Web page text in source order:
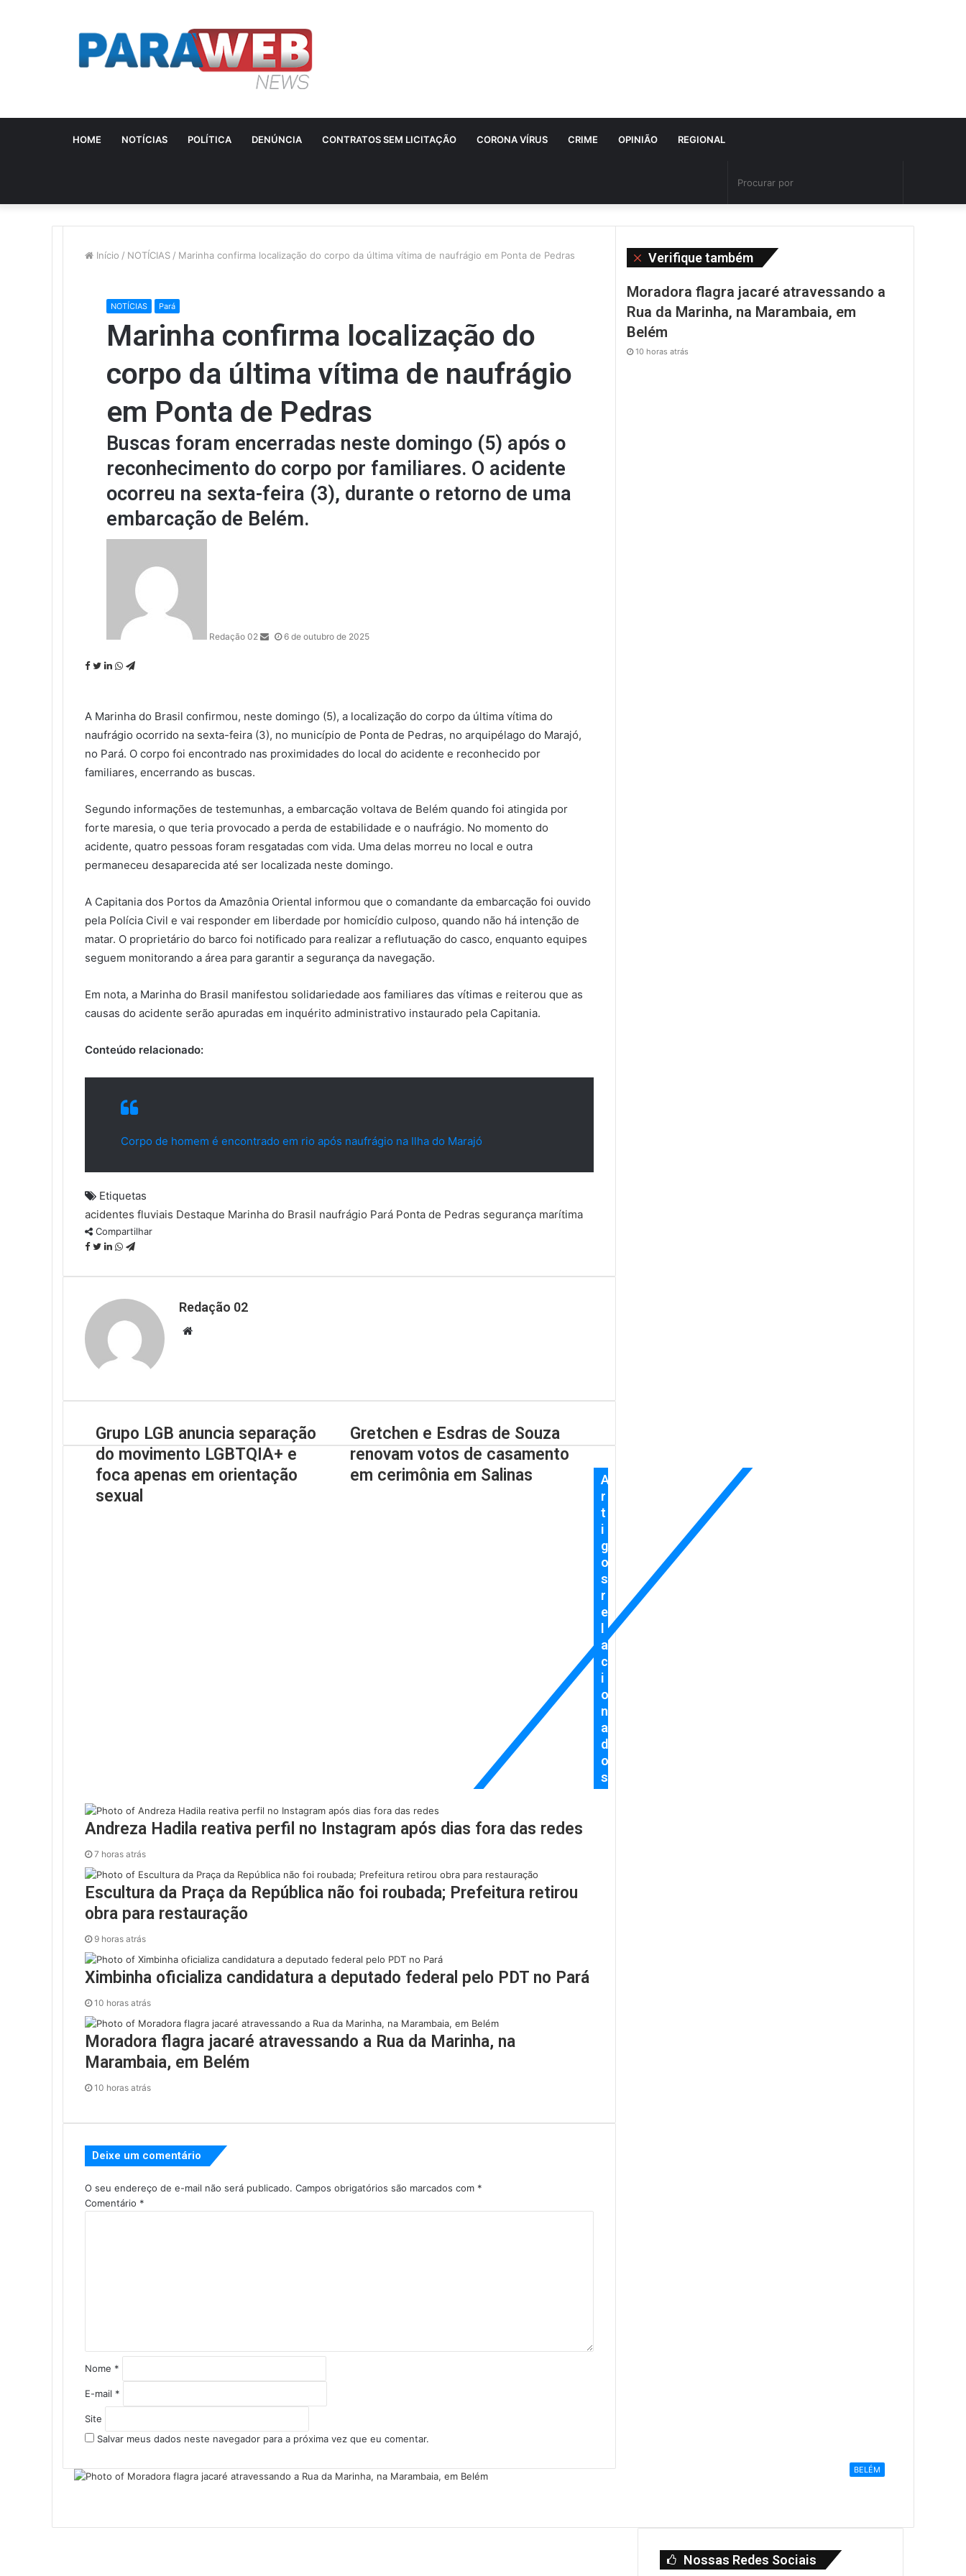
HOME NOTÍCIAS POLÍTICA DENÚNCIA CONTRATOS SEM LICITAÇÃO CORONA VÍRUS CRIME OPINIÃO REGIONAL
Início / NOTÍCIAS / Marinha confirma localização do corpo da última vítima de naufrágio em Ponta de Pedras
NOTÍCIAS Pará
Marinha confirma localização do
corpo da última vítima de naufrágio
em Ponta de Pedras
Buscas foram encerradas neste domingo (5) após o
reconhecimento do corpo por familiares. O acidente
ocorreu na sexta-feira (3), durante o retorno de uma
embarcação de Belém.
Redação 02 6 de outubro de 2025
Facebook
Twitter
Linkedin
WhatsApp
Telegram
A Marinha do Brasil confirmou, neste domingo (5), a localização do corpo da última vítima do
naufrágio ocorrido na sexta-feira (3), no município de Ponta de Pedras, no arquipélago do Marajó,
no Pará. O corpo foi encontrado nas proximidades do local do acidente e reconhecido por
familiares, encerrando as buscas.
Segundo informações de testemunhas, a embarcação voltava de Belém quando foi atingida por
forte maresia, o que teria provocado a perda de estabilidade e o naufrágio. No momento do
acidente, quatro pessoas foram resgatadas com vida. Uma delas morreu no local e outra
permaneceu desaparecida até ser localizada neste domingo.
A Capitania dos Portos da Amazônia Oriental informou que o comandante da embarcação foi ouvido
pela Polícia Civil e vai responder em liberdade por homicídio culposo, quando não há intenção de
matar. O proprietário do barco foi notificado para realizar a reflutuação do casco, enquanto equipes
seguem monitorando a área para garantir a segurança da navegação.
Em nota, a Marinha do Brasil manifestou solidariedade aos familiares das vítimas e reiterou que as
causas do acidente serão apuradas em inquérito administrativo instaurado pela Capitania.
Conteúdo relacionado:
Corpo de homem é encontrado em rio após naufrágio na Ilha do Marajó
Etiquetas
acidentes fluviais Destaque Marinha do Brasil naufrágio Pará Ponta de Pedras segurança marítima
Compartilhar
Facebook
Twitter
Linkedin
WhatsApp
Telegram
Redação 02
Website
Grupo LGB anuncia separação
do movimento LGBTQIA+ e
foca apenas em orientação
sexual
Gretchen e Esdras de Souza
renovam votos de casamento
em cerimônia em Salinas
A
r
t
i
g
o
s
r
e
a
c
i
o
n
a
d
o
s
Andreza Hadila reativa perfil no Instagram após dias fora das redes
7 horas atrás
Escultura da Praça da República não foi roubada; Prefeitura retirou
obra para restauração
9 horas atrás
Ximbinha oficializa candidatura a deputado federal pelo PDT no Pará
10 horas atrás
Moradora flagra jacaré atravessando a Rua da Marinha, na
Marambaia, em Belém
10 horas atrás
Deixe um comentário
O seu endereço de e-mail não será publicado. Campos obrigatórios são marcados com *
Comentário *
Nome *
E-mail *
Site
Salvar meus dados neste navegador para a próxima vez que eu comentar.
Verifique também
Fechar
BELÉM
Moradora flagra jacaré atravessando a
Rua da Marinha, na Marambaia, em
Belém
10 horas atrás
Nossas Redes Sociais